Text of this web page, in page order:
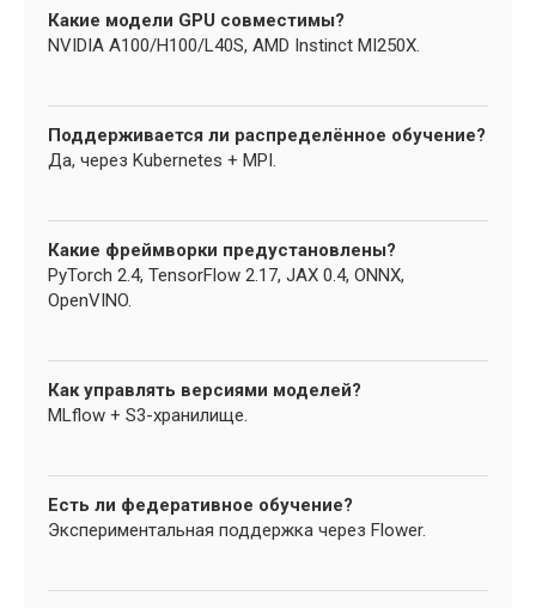
Какие модели GPU совместимы?
NVIDIA A100/H100/L40S, AMD Instinct MI250X.
Поддерживается ли распределённое обучение?
Да, через Kubernetes + MPI.
Какие фреймворки предустановлены?
PyTorch 2.4, TensorFlow 2.17, JAX 0.4, ONNX,
OpenVINO.
Как управлять версиями моделей?
MLflow + S3-хранилище.
Есть ли федеративное обучение?
Экспериментальная поддержка через Flower.